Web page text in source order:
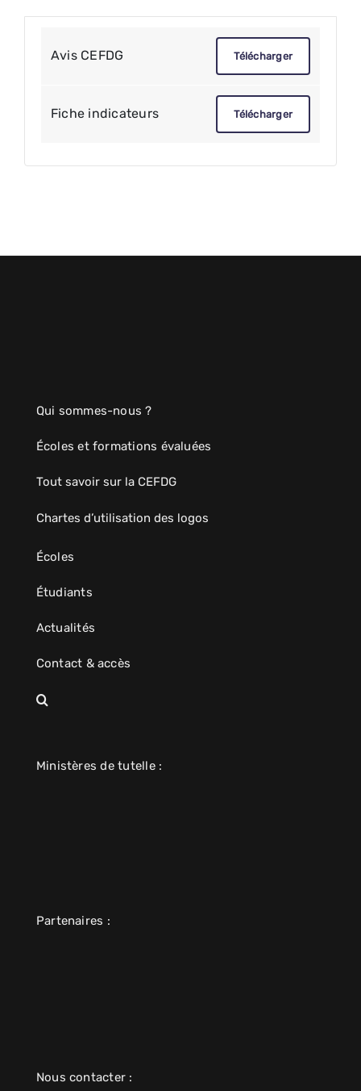
Avis CEFDG Télécharger
Fiche indicateurs Télécharger
Qui sommes-nous ?
Écoles et formations évaluées
Tout savoir sur la CEFDG
Chartes d’utilisation des logos
Écoles
Étudiants
Actualités
Contact & accès
Ministères de tutelle :
Partenaires :
Nous contacter :